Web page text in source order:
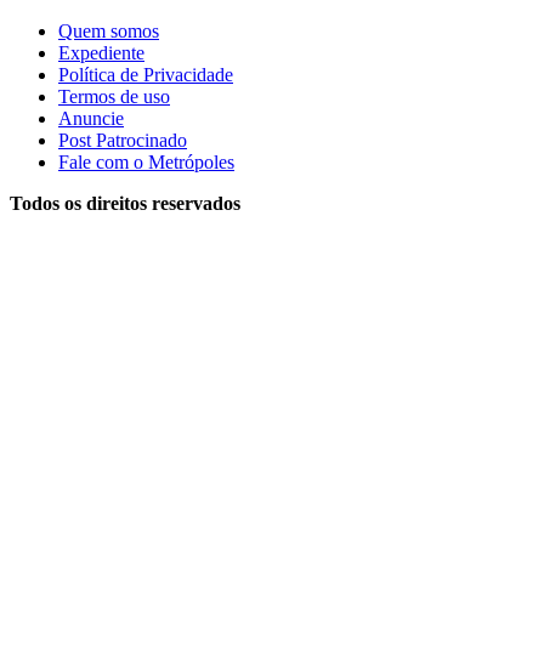
Quem somos
Expediente
Política de Privacidade
Termos de uso
Anuncie
Post Patrocinado
Fale com o Metrópoles
Todos os direitos reservados